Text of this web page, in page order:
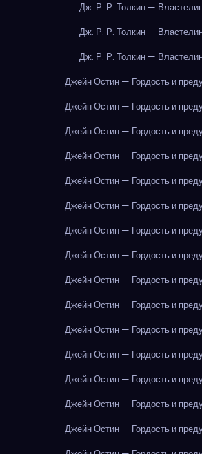
Дж. Р. Р. Толкин —
Дж. Р. Р. Толкин —
Дж. Р. Р. Толкин —
Джейн Остин — Гордость и
Джейн Остин — Гордость и
Джейн Остин — Гордость и
Джейн Остин — Гордость и
Джейн Остин — Гордость и
Джейн Остин — Гордость и
Джейн Остин — Гордость и
Джейн Остин — Гордость и
Джейн Остин — Гордость и
Джейн Остин — Гордость и
Джейн Остин — Гордость и
Джейн Остин — Гордость и
Джейн Остин — Гордость и
Джейн Остин — Гордость и
Джейн Остин — Гордость и